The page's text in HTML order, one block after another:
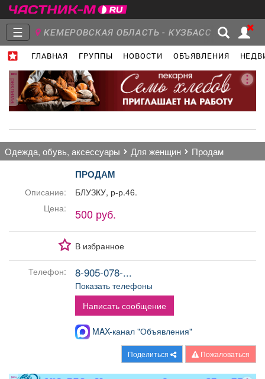
☰ КЕМЕРОВСКАЯ ОБЛАСТЬ - КУЗБАСС
ГЛАВНАЯ ГРУППЫ НОВОСТИ ОБЪЯВЛЕНИЯ
Главная
Группы Новости
Обучение
реклама
одежда, обувь, аксессуары для женщин продам
ПРОДАМ
Описание:
БЛУЗКУ, р-р.46.
Цена:
500 руб.
В избранное
Телефон: 8-905-078-...
Показать телефоны
Написать сообщение
MAX-канал "Объявления"
Поделиться Пожаловаться